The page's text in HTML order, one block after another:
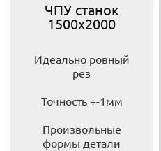
ЧПУ станок
1500х2000
Идеально ровный
рез
Точность +-1мм
Произвольные
формы детали